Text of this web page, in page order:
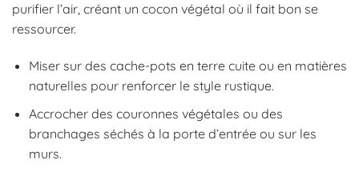
purifier l’air, créant un cocon végétal où il fait bon se
ressourcer.
Miser sur des cache-pots en terre cuite ou en matières
naturelles pour renforcer le style rustique.
Accrocher des couronnes végétales ou des
branchages séchés à la porte d’entrée ou sur les
murs.